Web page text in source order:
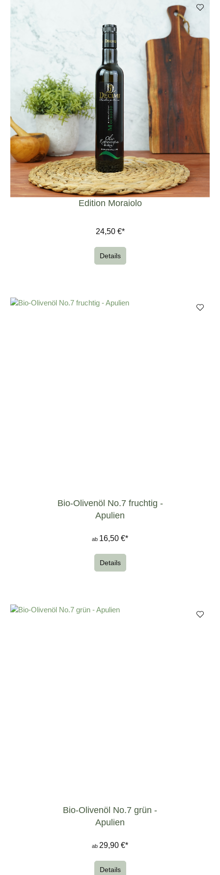
Edition Moraiolo
24,50 €*
Details
Bio-Olivenöl No.7 fruchtig -
Apulien
ab 16,50 €*
Details
Bio-Olivenöl No.7 grün -
Apulien
ab 29,90 €*
Details